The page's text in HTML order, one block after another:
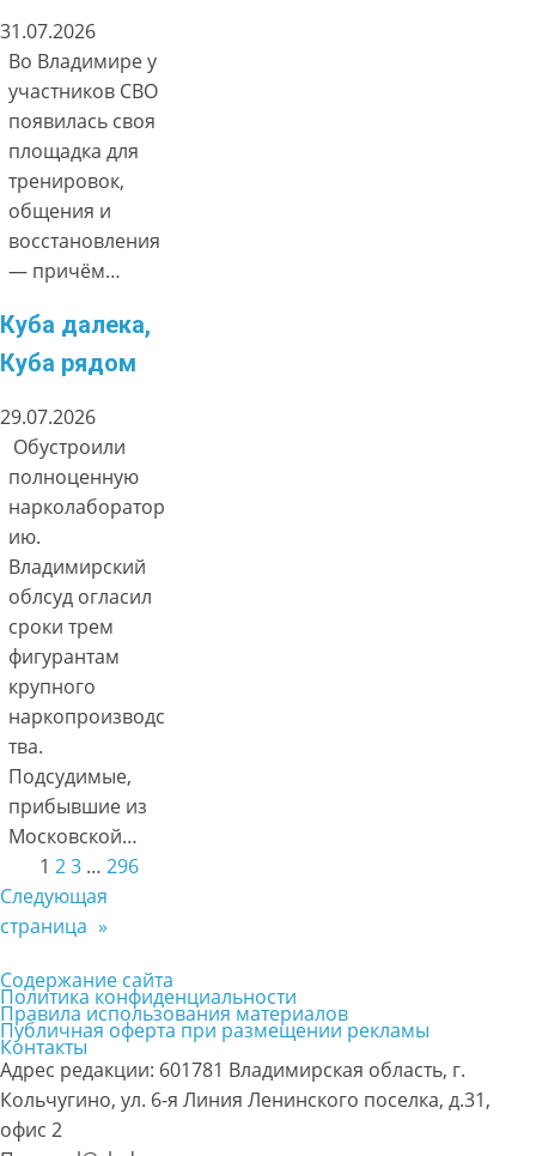
31.07.2026
Во Владимире у
участников СВО
появилась своя
площадка для
тренировок,
общения и
восстановления
— причём…
Куба далека,
Куба рядом
29.07.2026
Обустроили
полноценную
нарколаборатор
ию.
Владимирский
облсуд огласил
сроки трем
фигурантам
крупного
наркопроизводс
тва.
Подсудимые,
прибывшие из
Московской…
1 23 … 296
Следующая
страница »
Содержание сайта
Политика конфиденциальности
Правила использования материалов
Публичная оферта при размещении рекламы
Контакты
Адрес редакции: 601781 Владимирская область, г.
Кольчугино, ул. 6-я Линия Ленинского поселка, д.31,
офис 2